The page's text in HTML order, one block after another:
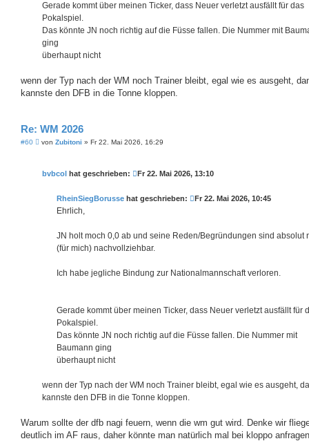
Gerade kommt über meinen Ticker, dass Neuer verletzt ausfällt für das
Pokalspiel.
Das könnte JN noch richtig auf die Füsse fallen. Die Nummer mit
ging
überhaupt nicht
wenn der Typ nach der WM noch Trainer bleibt, egal wie es ausgeht,
kannste den DFB in die Tonne kloppen.
Re: WM 2026
#60
Bvon Zubitoni » Fr 22. Mai 2026, 16:29
bvbcol hat geschrieben: Fr 22. Mai 2026, 13:10
RheinSiegBorusse hat geschrieben: Fr 22. Mai 2026, 10:45
Ehrlich,
JN holt moch 0,0 ab und seine Reden/Begründungen sind absolut
(für mich) nachvollziehbar.
Ich habe jegliche Bindung zur Nationalmannschaft verloren.
Gerade kommt über meinen Ticker, dass Neuer verletzt ausfällt für
Pokalspiel.
Das könnte JN noch richtig auf die Füsse fallen. Die Nummer mit
Baumann ging
überhaupt nicht
wenn der Typ nach der WM noch Trainer bleibt, egal wie es ausgeht,
kannste den DFB in die Tonne kloppen.
Warum sollte der dfb nagi feuern, wenn die wm gut wird. Denke wir
deutlich im AF raus, daher könnte man natürlich mal bei kloppo